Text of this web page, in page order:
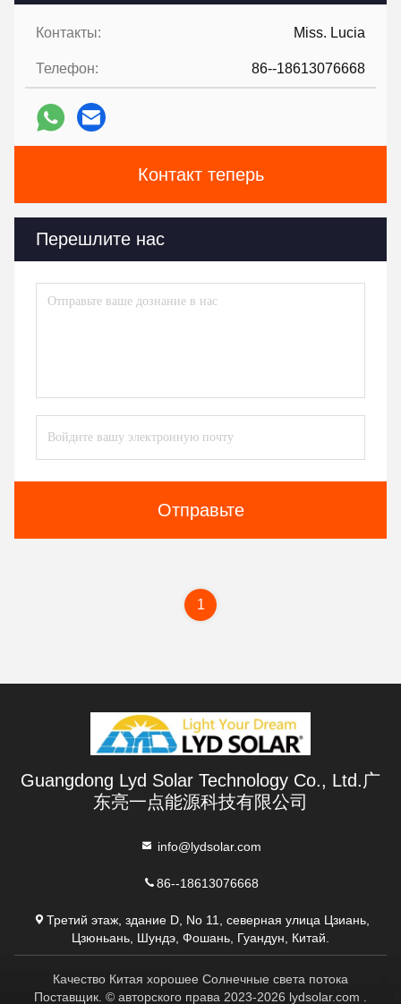
Контакты: Miss. Lucia
Телефон: 86--18613076668
Контакт теперь
Перешлите нас
Отправьте
1
Guangdong Lyd Solar Technology Co., Ltd.广
东亮一点能源科技有限公司
info@lydsolar.com
86--18613076668
Третий этаж, здание D, No 11, северная улица Цзиань,
Цзюньань, Шундэ, Фошань, Гуандун, Китай.
Качество Китая хорошее Солнечные света потока
Поставщик. © авторского права 2023-2026 lydsolar.com .